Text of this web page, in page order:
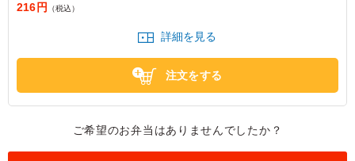
216円 （税込）
詳細を見る
注文をする
ご希望のお弁当はありませんでしたか？